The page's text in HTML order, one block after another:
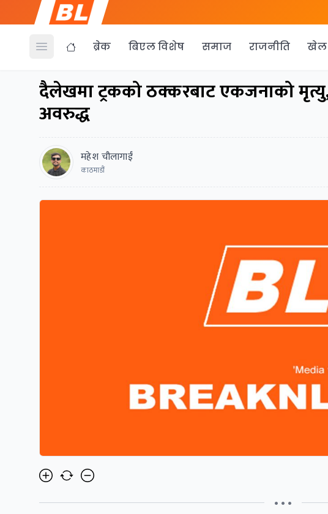
Open menu ब्रेक बिएल विशेष समाज राजनीति खेल
दैलेखमा ट्रकको ठक्करबाट एकजनाको मृत्यु,
अवरुद्ध
महेश चौलागाईं
काठमाडौं
• • •